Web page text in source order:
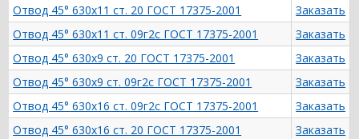
Отвод 45° 630х11 ст. 20 ГОСТ 17375-2001
Заказать
Отвод 45° 630х11 ст. 09г2с ГОСТ 17375-2001
Заказать
Отвод 45° 630х9 ст. 20 ГОСТ 17375-2001
Заказать
Отвод 45° 630х9 ст. 09г2с ГОСТ 17375-2001
Заказать
Отвод 45° 630х16 ст. 09г2с ГОСТ 17375-2001
Заказать
Отвод 45° 630х16 ст. 20 ГОСТ 17375-2001
Заказать